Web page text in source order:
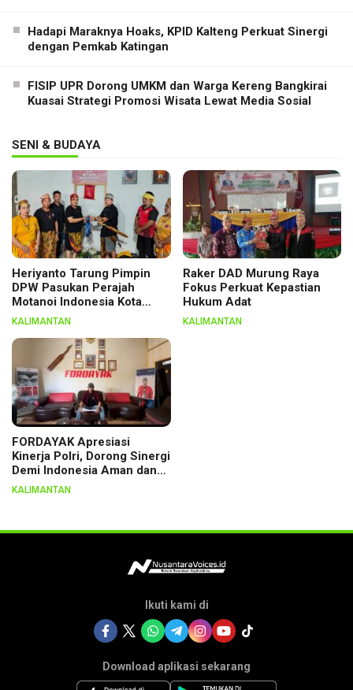
Hadapi Maraknya Hoaks, KPID Kalteng Perkuat Sinergi
dengan Pemkab Katingan
FISIP UPR Dorong UMKM dan Warga Kereng Bangkirai
Kuasai Strategi Promosi Wisata Lewat Media Sosial
SENI & BUDAYA
Heriyanto Tarung Pimpin
DPW Pasukan Perajah
Motanoi Indonesia Kota
Palangka Raya, Dikukuhkan
KALIMANTAN
Raker DAD Murung Raya
Fokus Perkuat Kepastian
Hukum Adat
KALIMANTAN
FORDAYAK Apresiasi
Kinerja Polri, Dorong Sinergi
Demi Indonesia Aman dan
Berkeadilan
KALIMANTAN
Ikuti kami di
Download aplikasi sekarang